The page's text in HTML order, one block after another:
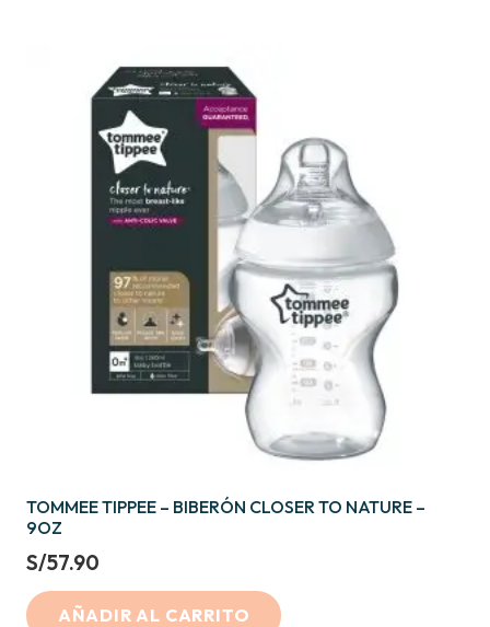
TOMMEE TIPPEE – BIBERÓN CLOSER TO NATURE –
9OZ
S/57.90
AÑADIR AL CARRITO